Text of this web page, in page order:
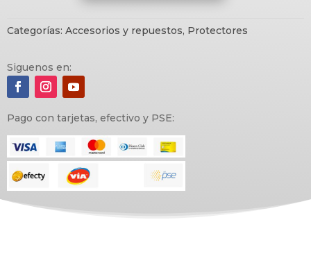
Star
Categorías: Accesorios y repuestos, Protectores
Siguenos en:
Pago con tarjetas, efectivo y PSE: